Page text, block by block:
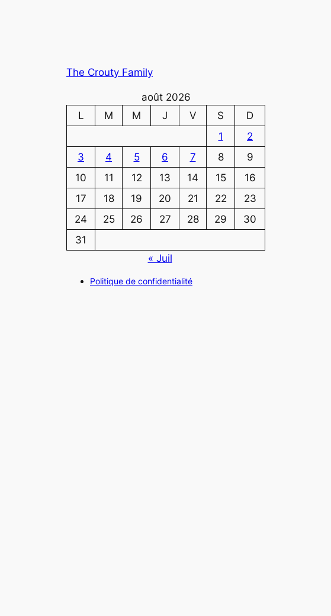
The Crouty Family
août 2026
L
M M J V S
D
1
2
3
4 5 6 7 8
9
10
11 12 13 14 15
16
17
18 19 20 21 22
23
24
25 26 27 28 29
30
31
« Juil
Politique de confidentialité